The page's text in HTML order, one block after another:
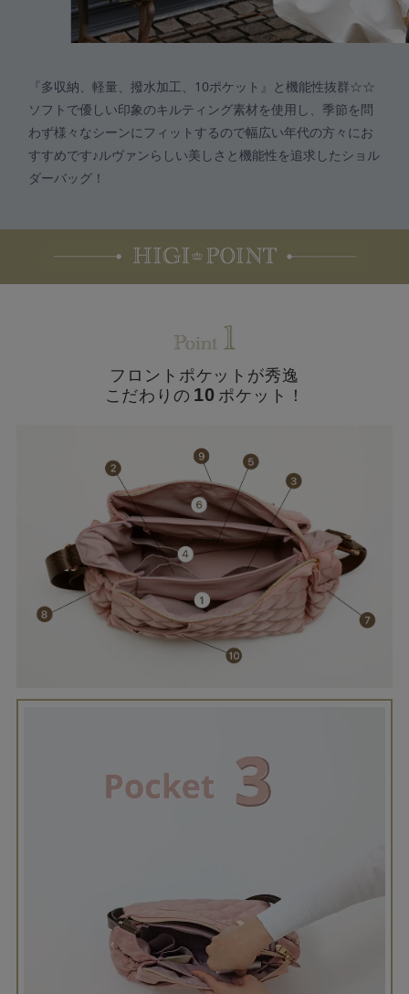
『多収納、軽量、撥水加工、10ポケット』と機能性抜群☆☆
ソフトで優しい印象のキルティング素材を使用し、季節を問
わず様々なシーンにフィットするので幅広い年代の方々にお
すすめです♪ルヴァンらしい美しさと機能性を追求したショル
ダーバッグ！
フロントポケットが秀逸
こだわりの 10 ポケット！